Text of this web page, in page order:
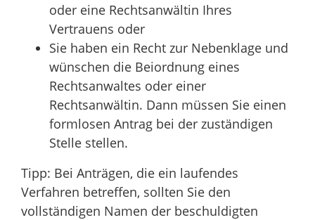
oder eine Rechtsanwältin Ihres
Vertrauens oder
Sie haben ein Recht zur Nebenklage und
wünschen die Beiordnung eines
Rechtsanwaltes oder einer
Rechtsanwältin. Dann müssen Sie einen
formlosen Antrag bei der zuständigen
Stelle stellen.
Tipp: Bei Anträgen, die ein laufendes
Verfahren betreffen, sollten Sie den
vollständigen Namen der beschuldigten